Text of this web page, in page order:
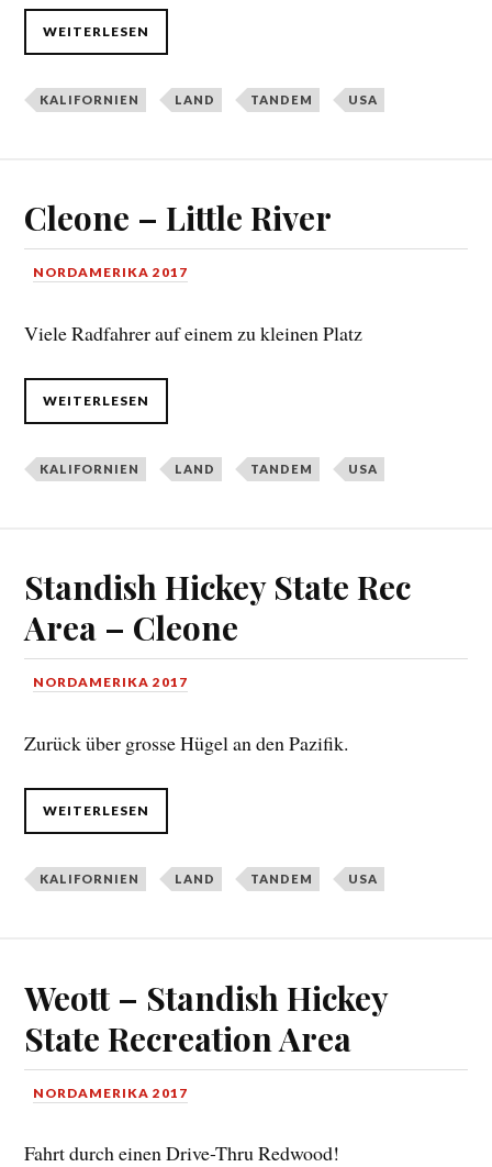
WEITERLESEN
KALIFORNIEN LAND TANDEM USA
Cleone – Little River
NORDAMERIKA 2017
Viele Radfahrer auf einem zu kleinen Platz
WEITERLESEN
KALIFORNIEN LAND TANDEM USA
Standish Hickey State Rec
Area – Cleone
NORDAMERIKA 2017
Zurück über grosse Hügel an den Pazifik.
WEITERLESEN
KALIFORNIEN LAND TANDEM USA
Weott – Standish Hickey
State Recreation Area
NORDAMERIKA 2017
Fahrt durch einen Drive-Thru Redwood!